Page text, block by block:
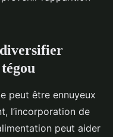
peut être ennuyeux
l’incorporation de
peut aider